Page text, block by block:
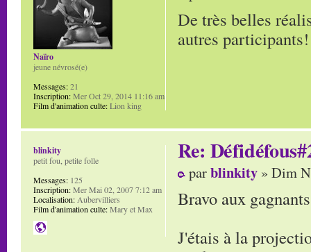
De très belles
autres participants!
Naïro
jeune névrosé(e)
Messages:21
Inscription:Mer Oct 29, 2014 11:16 am
Film d'animation culte:Lion king
Re:
parblinkity » Dim
Bravo aux
J'étais à la
blinkity
petit fou, petite folle
Messages: 125
Inscription:Mer Mai 02, 2007 7:12 am
Localisation: Aubervilliers
Film d'animation culte:Mary et Max